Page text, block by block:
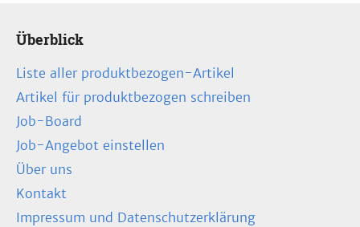
Überblick
Liste aller produktbezogen-Artikel
Artikel für produktbezogen schreiben
Job-Board
Job-Angebot einstellen
Über uns
Kontakt
Impressum und Datenschutzerklärung